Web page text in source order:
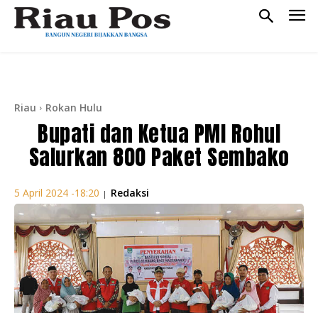
Riau Rokan Hulu
Bupati dan Ketua PMI Rohul
Salurkan 800 Paket Sembako
5 April 2024 -18:20 | Redaksi